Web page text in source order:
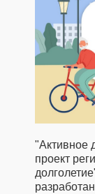
"Активное
проект